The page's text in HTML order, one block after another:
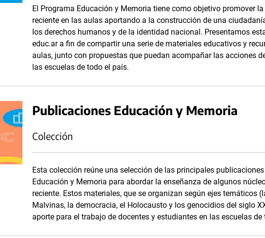
El Programa Educación y Memoria tiene como objetivo promover
reciente en las aulas aportando a la construcción de una
los derechos humanos y de la identidad nacional. Presentamos
educ.ar a fin de compartir una serie de materiales educativos y
aulas, junto con propuestas que puedan acompañar las acciones
las escuelas de todo el país.
Publicaciones Educación y Memoria
Colección
Esta colección reúne una selección de las principales
Educación y Memoria para abordar la enseñanza de algunos
reciente. Estos materiales, que se organizan según ejes temáticos
Malvinas, la democracia, el Holocausto y los genocidios del siglo
aporte para el trabajo de docentes y estudiantes en las escuelas de